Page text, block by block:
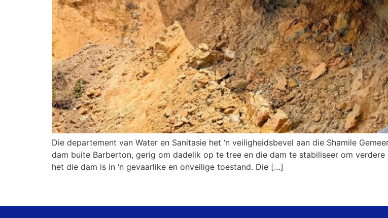
Die departement van Water en Sanitasie het ‘n veiligheidsbevel aan die Shamile
dam buite Barberton, gerig om dadelik op te tree en die dam te stabiliseer om
het die dam is in ‘n gevaarlike en onveilige toestand. Die […]